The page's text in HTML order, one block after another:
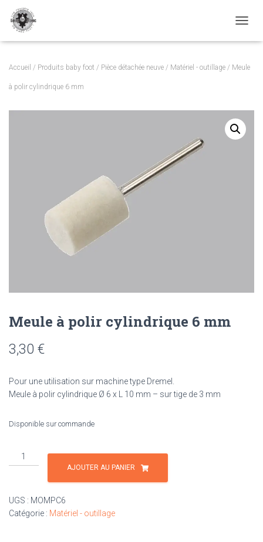
Accueil / Produits baby foot / Pièce détachée neuve / Matériel - outillage / Meule
à polir cylindrique 6 mm
Meule à polir cylindrique 6 mm
3,30 €
Pour une utilisation sur machine type Dremel.
Meule à polir cylindrique Ø 6 x L 10 mm – sur tige de 3 mm
Disponible sur commande
quantité
de
polir
cylindrique
AJOUTER AU PANIER
UGS : MOMPC6
Catégorie : Matériel - outillage